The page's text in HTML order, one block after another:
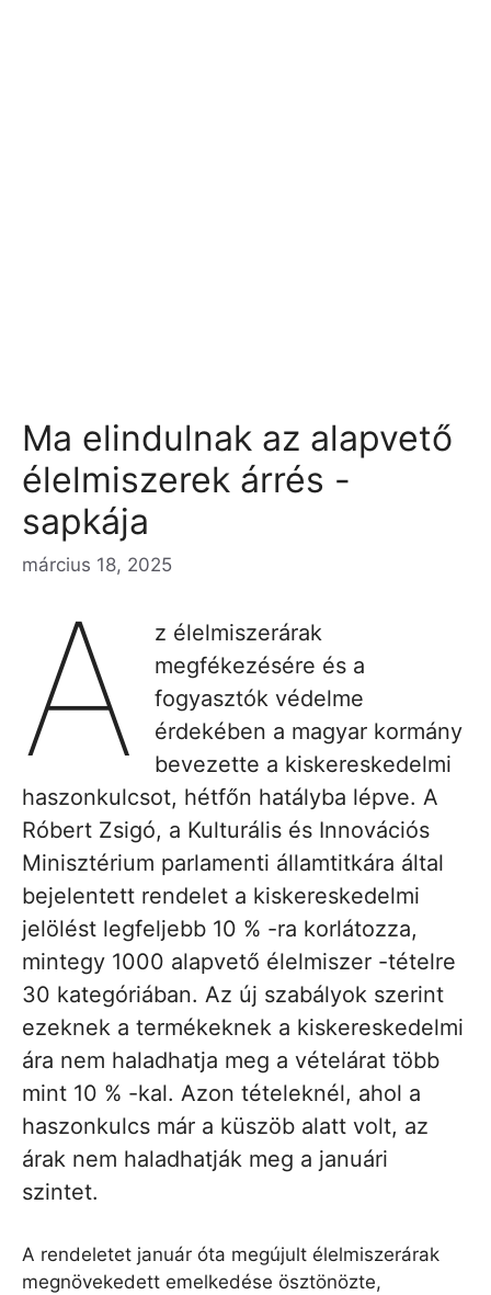
Ma elindulnak az alapvető
élelmiszerek árrés -
sapkája
március 18, 2025
A
z élelmiszerárak
megfékezésére és a
fogyasztók védelme
érdekében a magyar kormány
bevezette a kiskereskedelmi
haszonkulcsot, hétfőn hatályba lépve. A
Róbert Zsigó, a Kulturális és Innovációs
Minisztérium parlamenti államtitkára által
bejelentett rendelet a kiskereskedelmi
jelölést legfeljebb 10 % -ra korlátozza,
mintegy 1000 alapvető élelmiszer -tételre
30 kategóriában. Az új szabályok szerint
ezeknek a termékeknek a kiskereskedelmi
ára nem haladhatja meg a vételárat több
mint 10 % -kal. Azon tételeknél, ahol a
haszonkulcs már a küszöb alatt volt, az
árak nem haladhatják meg a januári
szintet.
A rendeletet január óta megújult élelmiszerárak
megnövekedett emelkedése ösztönözte,